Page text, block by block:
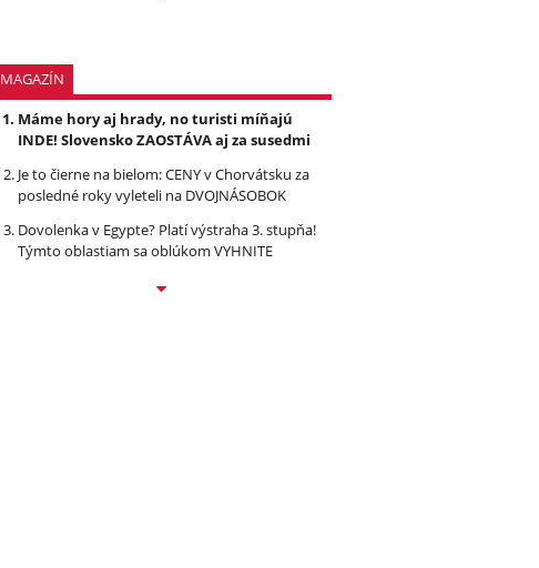
MAGAZÍN
Máme hory aj hrady, no turisti míňajú
INDE! Slovensko ZAOSTÁVA aj za susedmi
Je to čierne na bielom: CENY v Chorvátsku za
posledné roky vyleteli na DVOJNÁSOBOK
Dovolenka v Egypte? Platí výstraha 3. stupňa!
Týmto oblastiam sa oblúkom VYHNITE